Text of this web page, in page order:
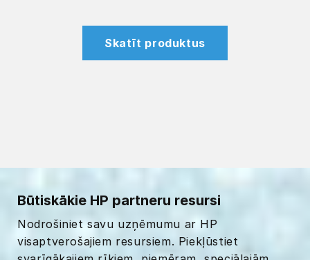
Skatīt produktus
Būtiskākie HP partneru resursi
Nodrošiniet savu uzņēmumu ar HP
visaptverošajiem resursiem. Piekļūstiet